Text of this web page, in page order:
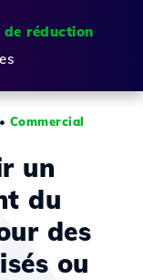
de réduction
• Commercial
un
du
des
ou